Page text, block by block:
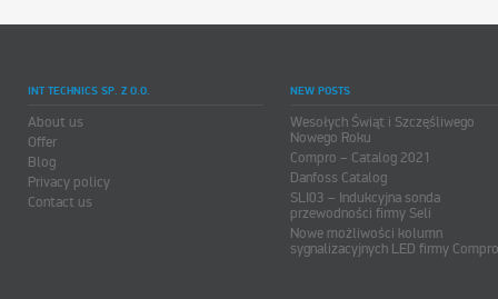
INT TECHNICS SP. Z O.O.
About us
Offer
Blog
Privacy policy
Contact us
NEW POSTS
Wesołych Świąt i Szczęśliwego
Nowego Roku
Compro – Catalog 2021
Danfoss Catalog
SLI03 – Indukcyjna sonda
przewodności firmy Seli
Nowe możliwości kolumn
sygnalizacyjnych LED firmy